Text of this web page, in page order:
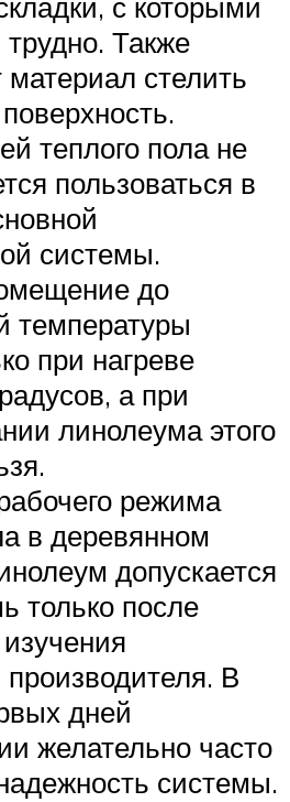
Также
материал стелить
теплого пола не
пользоваться в
системы.
до
температуры
при нагреве
а при
линолеума этого
режима
в деревянном
допускается
только после
производителя. В
дней
желательно часто
системы.